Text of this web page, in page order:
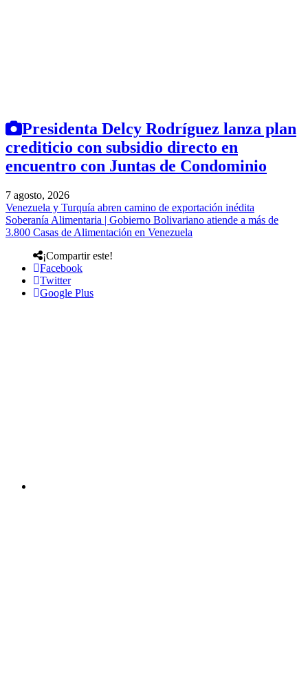
Presidenta Delcy Rodríguez lanza plan
crediticio con subsidio directo en
encuentro con Juntas de Condominio
7 agosto, 2026
Venezuela y Turquía abren camino de exportación inédita
Soberanía Alimentaria | Gobierno Bolivariano atiende a más de
3.800 Casas de Alimentación en Venezuela
¡Compartir este!
Facebook
Twitter
Google Plus